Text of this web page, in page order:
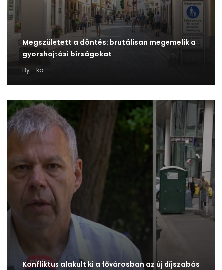
Megszületett a döntés: brutálisan megemelik a
gyorshajtási bírságokat
By -ko
Konfliktus alakult ki a fővárosban az új díjszabás